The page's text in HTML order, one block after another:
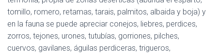
tomillo, romero, retamas, tarais, palmitos, albaida y boja) y
en la fauna se puede apreciar conejos, liebres, perdices,
zorros, tejones, urones, tutubías, gorriones, pilches,
cuervos, gavilanes, águilas perdiceras, trigueros,